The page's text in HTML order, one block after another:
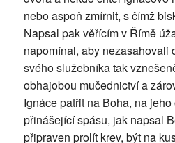
nebo aspoň zmírnit, s čímž
Napsal pak věřícím v Římě
napomínal, aby nezasahovali
svého služebníka tak
obhajobou mučednictví a
Ignáce patřit na Boha, na
přinášející spásu, jak napsal
připraven prolít krev, být na